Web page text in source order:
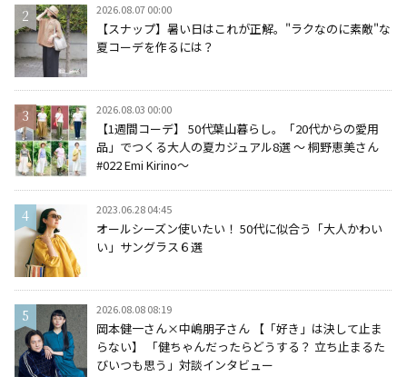
2026.08.07 00:00
【スナップ】暑い日はこれが正解。"ラクなのに素敵"な
夏コーデを作るには？
2026.08.03 00:00
【1週間コーデ】 50代葉山暮らし。「20代からの愛用
品」でつくる大人の夏カジュアル8選 ～ 桐野恵美さん
#022 Emi Kirino～
2023.06.28 04:45
オールシーズン使いたい！ 50代に似合う「大人かわい
い」サングラス６選
2026.08.08 08:19
岡本健一さん×中嶋朋子さん 【「好き」は決して止ま
らない】 「健ちゃんだったらどうする？ 立ち止まるた
びいつも思う」対談インタビュー